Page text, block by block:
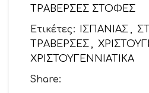
ΤΡΑΒΕΡΣΕΣ ΣΤΟΦΕΣ
Ετικέτες:
ΙΣΠΑΝΙΑΣ
ΤΡΑΒΕΡΣΕΣ
ΧΡΙΣΤΟΥΓΕΝΝΙΑΤΙΚΑ
Share: